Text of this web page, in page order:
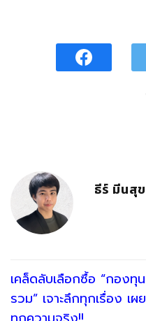
ธีร์ มีนสุข
เคล็ดลับเลือกซื้อ “กองทุน
รวม” เจาะลึกทุกเรื่อง เผย